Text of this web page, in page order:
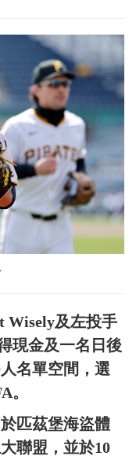
Wisely及左投手
現金及一名日後
名單空間，選
。
匹茲堡海盜體
聯盟，並於10